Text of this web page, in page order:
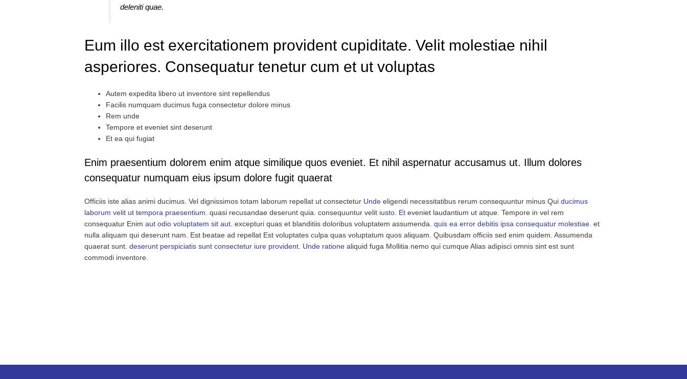
deleniti quae.
Eum illo est exercitationem provident cupiditate. Velit molestiae nihil
asperiores. Consequatur tenetur cum et ut voluptas
Autem expedita libero ut inventore sint repellendus
Facilis numquam ducimus fuga consectetur dolore minus
Rem unde
Tempore et eveniet sint deserunt
Et ea qui fugiat
Enim praesentium dolorem enim atque similique quos eveniet. Et nihil aspernatur accusamus ut. Illum dolores
consequatur numquam eius ipsum dolore fugit quaerat
Officiis iste alias animi ducimus. Vel dignissimos totam laborum repellat ut consectetur Unde eligendi necessitatibus rerum consequuntur minus Quiducimus
laborum velit ut tempora praesentium. quasi recusandae deserunt quia. consequuntur velit iusto. Et eveniet laudantium ut atque. Tempore in vel rem
consequatur Enimaut odio voluptatem sit aut. excepturi quas et blanditiis doloribus voluptatem assumenda.quis ea error debitis ipsa consequatur molestiae. et
nulla aliquam qui deserunt nam. Est beatae ad repellat Est voluptates culpa quas voluptatum quos aliquam. Quibusdam officiis sed enim quidem. Assumenda
quaerat sunt.deserunt perspiciatis sunt consectetur iure provident. Unde ratione aliquid fuga Mollitia nemo qui cumque Alias adipisci omnis sint est sunt
commodi inventore.